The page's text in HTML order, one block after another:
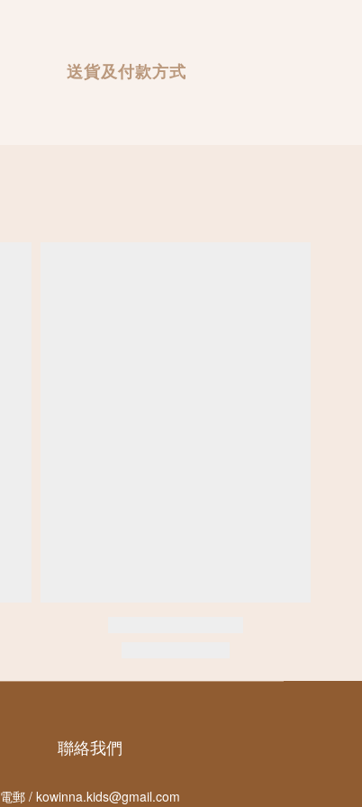
送貨及付款方式
聯絡我們
電郵 / kowinna.kids@gmail.com